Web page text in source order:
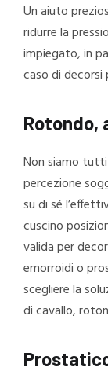
Un aiuto
ridurre la
impiegato, in
caso di
Rotondo,
Non siamo tutti
percezione
su di sé
cuscino
valida per
emorroidi o
scegliere la
di cavallo,